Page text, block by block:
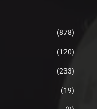
(878)
(120)
(233)
(19)